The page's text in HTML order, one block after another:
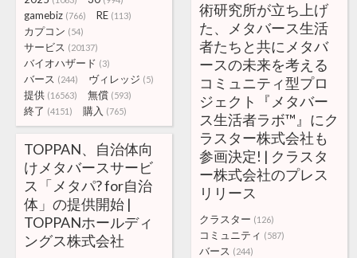
gamebiz (766) RE (113)
カプコン (54)
サービス (20137)
バイオハザード (3)
バース (244) ヴィレッジ (5)
提供 (16563) 無償 (593)
終了 (4151) 購入 (765)
術研究所が立ち上げ
た、メタバース生活
者たちと共にメタバ
ースの未来を考える
コミュニティ型プロ
ジェクト『メタバー
ス生活者ラボ™』にク
ラスター株式会社も
参画決定! | クラスタ
ー株式会社のプレス
リリース
クラスター (126)
コミュニティ (587)
バース (244)
TOPPAN、自治体向
けメタバースサービ
ス「メタパ? for自治
体」の提供開始 |
TOPPANホールディ
ングス株式会社